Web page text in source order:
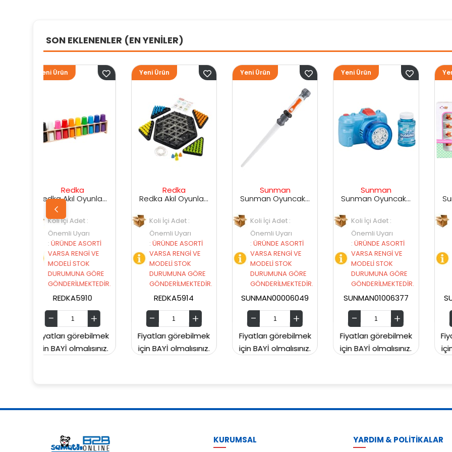
SON EKLENENLER (EN YENİLER)
Koli İçi Adet :
Önemli Uyarı
:ÜRÜNDE ASORTİ
VARSA RENGİ VE
MODELİ STOK
DURUMUNA GÖRE
GÖNDERİLMEKTEDİR.
REDKA5914
Yeni Ürün
Fiyatları görebilmek
için BAYİ olmalısınız.
Sunman
Koli İçi Adet :
Önemli Uyarı
:ÜRÜNDE ASORTİ
VARSA RENGİ VE
MODELİ STOK
DURUMUNA GÖRE
GÖNDERİLMEKTEDİR.
SUNMAN00006049
Yeni Ürün
Fiyatları görebilmek
için BAYİ olmalısınız.
Sunman
Koli İçi Adet :
Önemli Uyarı
:ÜRÜNDE ASORTİ
VARSA RENGİ VE
MODELİ STOK
DURUMUNA GÖRE
GÖNDERİLMEKTEDİR.
SUNMAN01006377
Yeni Ürün
Fiyatları görebilmek
için BAYİ olmalısınız.
Sunman
Koli İçi Adet :
Önemli Uyarı
:ÜRÜNDE ASORTİ
VARSA RENGİ VE
MODELİ STOK
DURUMUNA GÖRE
GÖNDERİLMEKTEDİR.
SUNMAN00CH2129
Yeni Ürün
Fiyatları görebilmek
için BAYİ olmalısınız.
KURUMSAL YARDIM & POLİTİKALAR